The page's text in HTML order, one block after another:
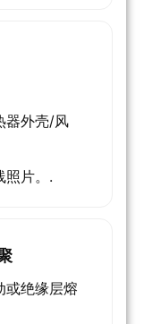
器外壳/风
照片。.
或绝缘层熔